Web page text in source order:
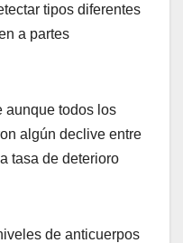
tipos diferentes
a partes
aunque todos los
algún declive entre
tasa de deterioro
de anticuerpos